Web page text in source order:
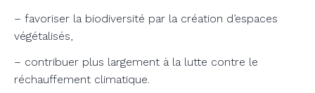
– favoriser la biodiversité par la création d’espaces
végétalisés,
– contribuer plus largement à la lutte contre le
réchauffement climatique.